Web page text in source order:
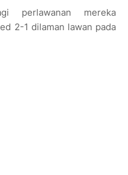
perlawanan mereka
2-1 dilaman lawan pada